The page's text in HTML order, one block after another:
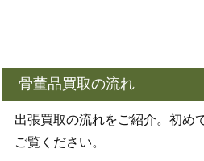
骨董品買取の流れ
出張買取の流れをご紹介。初め
ご覧ください。